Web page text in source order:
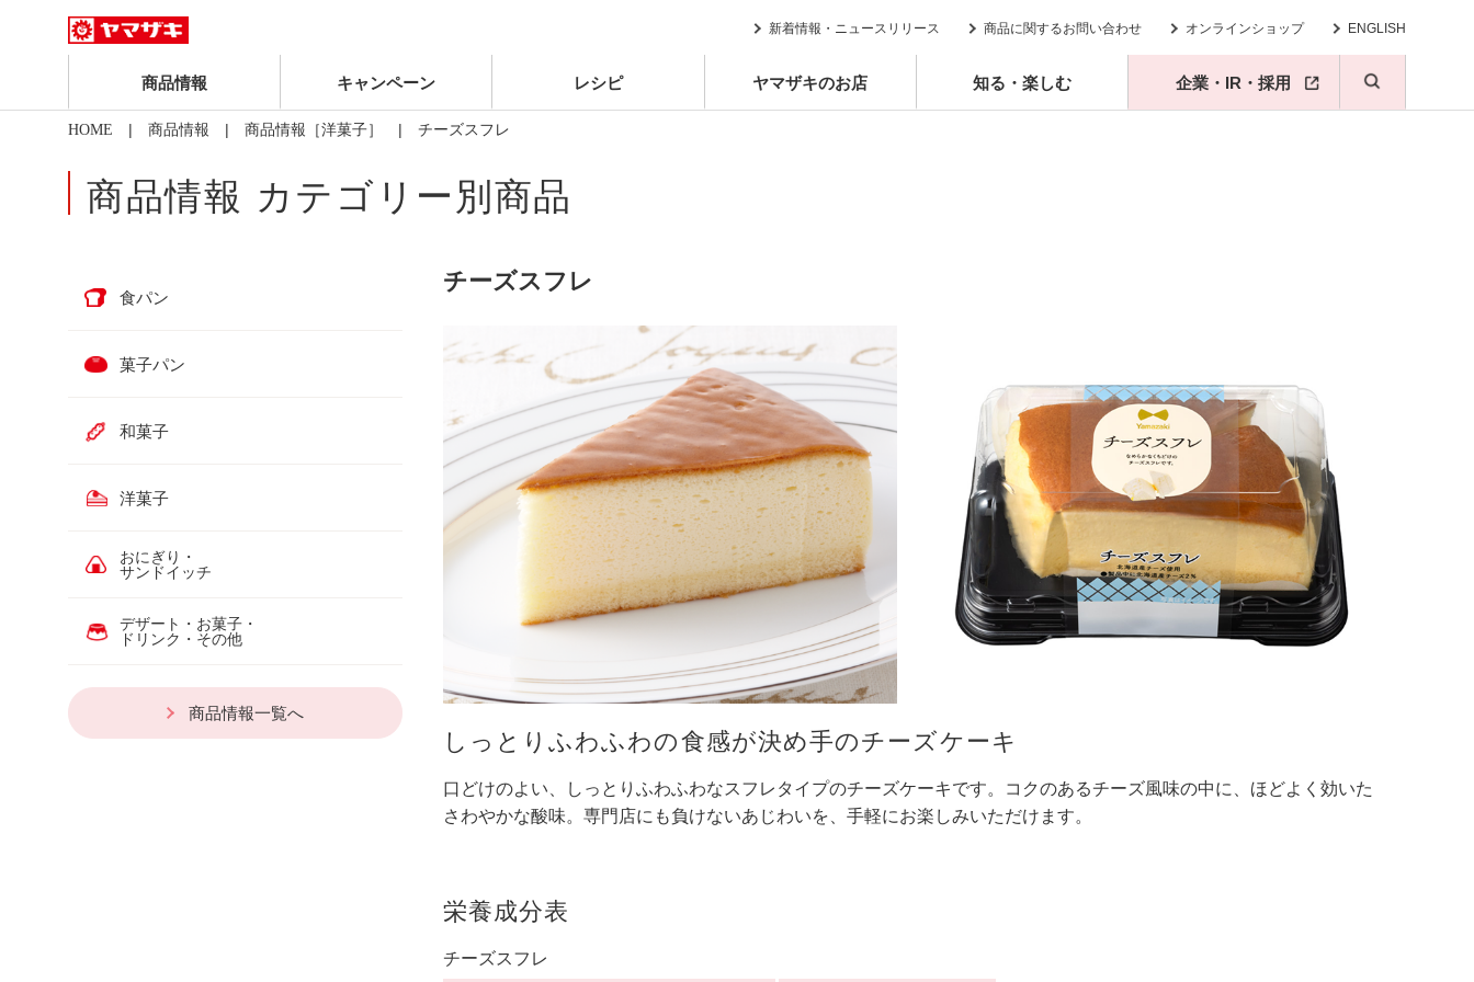
新着情報・ニュースリリース 商品に関するお問い合わせ オンラインショップ ENGLISH
商品情報 キャンペーン レシピ ヤマザキのお店 知る・楽しむ 企業・IR・採用
HOME | 商品情報 | 商品情報［洋菓子］ | チーズスフレ
商品情報 カテゴリー別商品
食パン
菓子パン
和菓子
洋菓子
おにぎり・
サンドイッチ
デザート・お菓子・
ドリンク・その他
商品情報一覧へ
チーズスフレ
しっとりふわふわの食感が決め手のチーズケーキ
口どけのよい、しっとりふわふわなスフレタイプのチーズケーキです。コクのあるチーズ風味の中に、ほどよく効いた
さわやかな酸味。専門店にも負けないあじわいを、手軽にお楽しみいただけます。
栄養成分表
チーズスフレ